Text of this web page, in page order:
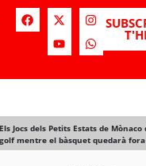
T'HI
Els Jocs dels Petits Estats de
mentre el bàsquet quedarà